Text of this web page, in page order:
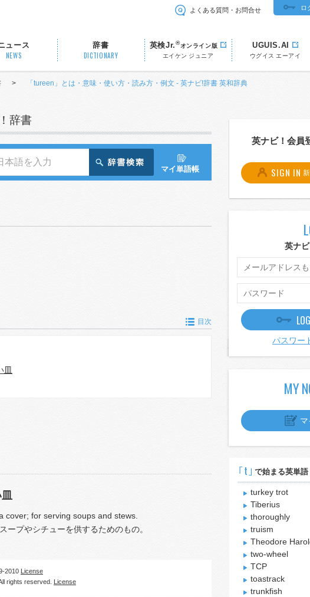
よくある質問・お問合せ ロ
ュース
NEWS
辞書
DICTIONARY
英検Jr.®オンライン版
エイケン ジュニア
UGUIS.AI
ウグイス エーアイ
> 「tureen」とは・意味・使い方・読み方・例文 - 英ナビ!辞書 英和辞典
辞書
マイ単語帳
目次
皿
cover; for serving soups and stews.
ープやシチューを供するためのもの。
2010 License
rights reserved. License
英ナビ！会員
SIGN IN
英ナ
パスワー
MY
｢t｣ で始まる英単語
turkey trot
Tiberius
thoroughly
truism
Theodore
two-wheel
TCP
toastrack
trunkfish